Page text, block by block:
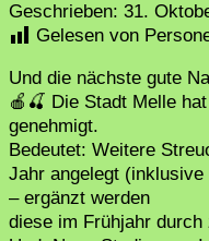
Geschrieben: 31.
Gelesen von
Und die nächste gute
🍎🍒 Die Stadt Melle
genehmigt.
Bedeutet: Weitere
Jahr angelegt
– ergänzt werden
diese im Frühjahr durch